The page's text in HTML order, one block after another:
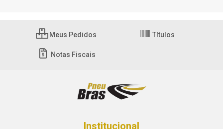
Meus Pedidos Títulos
Notas Fiscais
Institucional